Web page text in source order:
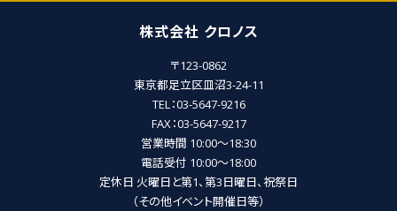
株式会社 クロノス
〒123-0862
東京都足立区皿沼3-24-11
TEL：03-5647-9216
FAX：03-5647-9217
営業時間 10:00～18:30
電話受付 10:00～18:00
定休日 火曜日と第1、第3日曜日、祝祭日
（その他イベント開催日等）